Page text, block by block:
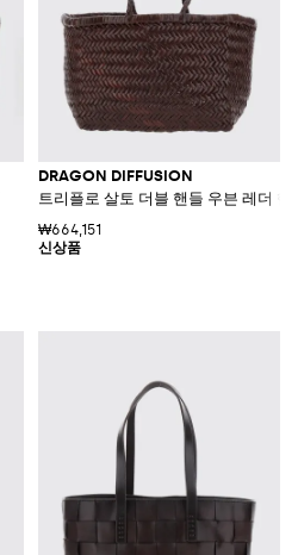
DRAGON DIFFUSION
트리플로 살토 더블 핸들 우븐 레더 핸
₩664,151